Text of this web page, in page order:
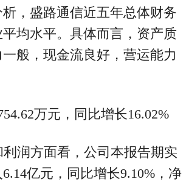
，盛路通信近五年总体财务
均水平。具体而言，资产质
般，现金流良好，营运能力
万元，同比增长16.02%
利润方面看，公司本报告期实
亿元，同比增长9.10%，净